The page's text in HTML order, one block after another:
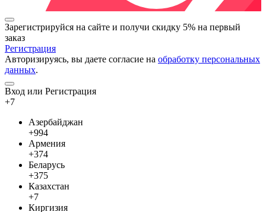
Зарегистрируйся на сайте и получи скидку 5% на первый
заказ
Регистрация
Авторизируясь, вы даете согласие на обработку персональных
данных.
Вход или Регистрация
+7
Азербайджан
+994
Армения
+374
Беларусь
+375
Казахстан
+7
Киргизия